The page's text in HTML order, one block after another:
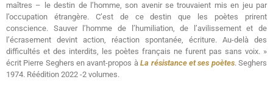
maîtres – le destin de l’homme, son avenir se trouvaient mis en jeu par
l’occupation étrangère. C’est de ce destin que les poètes prirent
conscience. Sauver l’homme de l’humiliation, de l’avilissement et de
l’écrasement devint action, réaction spontanée, écriture. Au-delà des
difficultés et des interdits, les poètes français ne furent pas sans voix. »
écrit Pierre Seghers en avant-propos àLa résistance et ses poètes. Seghers
1974. Réédition 2022 -2 volumes.